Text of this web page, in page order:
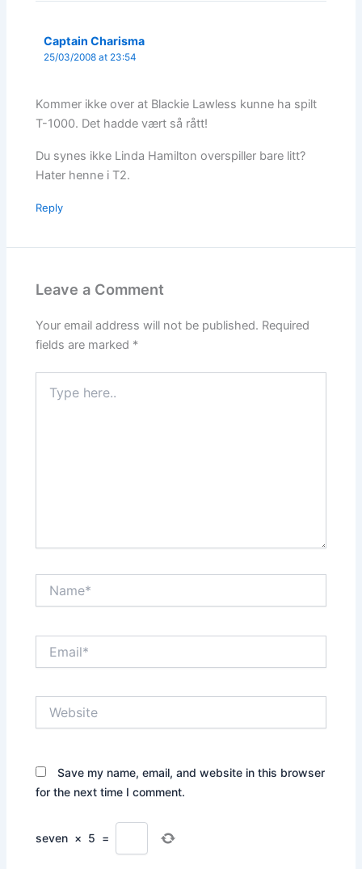
Captain Charisma
25/03/2008 at 23:54
Kommer ikke over at Blackie Lawless kunne ha spilt
T-1000. Det hadde vært så rått!
Du synes ikke Linda Hamilton overspiller bare litt?
Hater henne i T2.
Reply
Leave a Comment
Your email address will not be published. Required
fields are marked *
here..
Save my name, email, and website in this browser
for the next time I comment.
seven × 5 =